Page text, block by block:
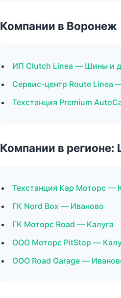
Компании в Воронеж
ИП Clutch Linea — Шины и
Сервис-центр Route Linea
Техстанция Premium
Компании в
Техстанция Кар Моторс —
ГК Nord Box — Иваново
ГК Моторс Road — Калуга
ООО Моторс PitStop —
ООО Road Garage —